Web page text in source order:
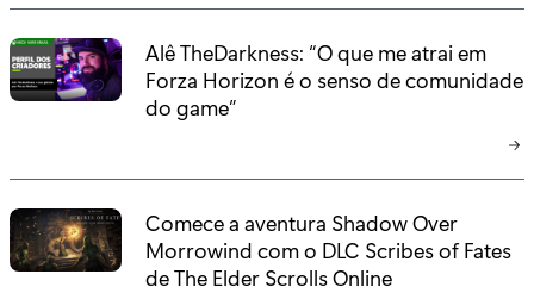
Alê TheDarkness: “O que me atrai em
Forza Horizon é o senso de comunidade
do game”
Comece a aventura Shadow Over
Morrowind com o DLC Scribes of Fates
de The Elder Scrolls Online